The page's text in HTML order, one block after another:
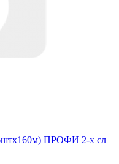
ПРОФИ 2-х сл